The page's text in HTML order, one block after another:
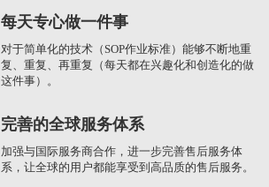
每天专心做一件事
对于简单化的技术（SOP作业标准）能够不断地重
复、重复、再重复（每天都在兴趣化和创造化的做
这件事）。
完善的全球服务体系
加强与国际服务商合作，进一步完善售后服务体
系，让全球的用户都能享受到高品质的售后服务。